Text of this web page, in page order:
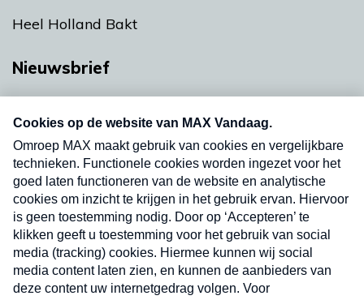
Heel Holland Bakt
Nieuwsbrief
nieuwsbrief. Elke vrijdag- en dinsdagochtend in
uw mailbox.
Verzend